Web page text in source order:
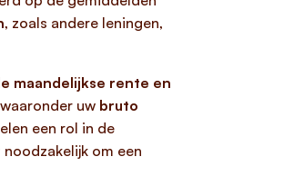
, zoals andere leningen,
maandelijkse rente en
uw bruto
een rol in de
om een